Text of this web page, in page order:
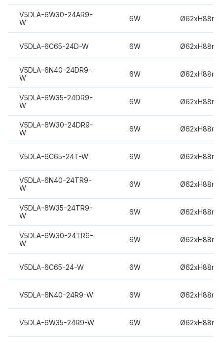
V5DLA-6W30-24AR9-
W
6W
V5DLA-6C65-24D-W 6W
V5DLA-6N40-24DR9-
W
6W
V5DLA-6W35-24DR9-
W
6W
V5DLA-6W30-24DR9-
W
6W
V5DLA-6C65-24T-W 6W
V5DLA-6N40-24TR9-
W
6W
V5DLA-6W35-24TR9-
W
6W
V5DLA-6W30-24TR9-
W
6W
V5DLA-6C65-24-W 6W
V5DLA-6N40-24R9-W 6W
V5DLA-6W35-24R9-W 6W